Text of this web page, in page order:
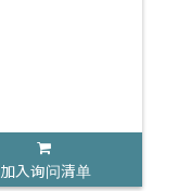
加入询问清单